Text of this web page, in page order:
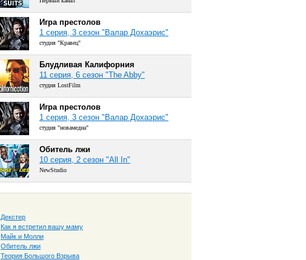
Игра престолов
1 серия, 3 сезон "Валар Дохаэрис"
студия "Кравец"
Блудливая Калифорния
11 серия, 6 сезон "The Abby"
студия LostFilm
Игра престолов
1 серия, 3 сезон "Валар Дохаэрис"
студия "новамедиа"
Обитель лжи
10 серия, 2 сезон "All In"
NewStudio
Декстер
Как я встретил вашу маму
Майк и Молли
Обитель лжи
Теория Большого Взрыва